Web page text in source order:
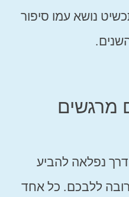
נושא עמו סיפור
מרגשים
נפלאה להביע
ללבכם. כל אחד